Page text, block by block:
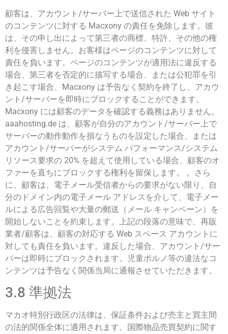
顧客は、アカウント/サーバー上で送信された Web サイト
のコンテンツに対する Macxony の責任を免除します。彼
は、その申し出によって第三者の商標、特許、その他の権
利を侵害しません。お客様はページのコンテンツに対して
責任を負います。ページのコンテンツが適用法に違反する
場合、第三者を否定的に描写する場合、または公犯罪を引
き起こす場合、Macxony は予告なく契約を終了し、アカウ
ント/サーバーを即時にブロックすることができます。
Macxony には顧客のデータを確認する義務はありません。
aaahosting.de は、顧客が自分のアカウント/サーバー上で
サーバーの動作動作を損なうものを設定した場合、または
アカウント/サーバーがシステム パフォーマンス/システム
リソース要求の 20% を超えて使用している場合、顧客のオ
ファーを直ちにブロックする権利を留保します。 。さら
に、顧客は、電子メール受信者からの要求がない限り、自
分のドメイン内の電子メール アドレスを介して、電子メー
ルによる広告回覧や大量の郵送（メール キャンペーン）を
開始しないことを約束します。上記の段落の意味で、再販
業者/顧客は、顧客の対応する Web スペース アカウントに
対しても責任を負います。違反した場合、アカウント/サー
バーは即時にブロックされます。児童ポルノ等の違法なコ
ンテンツは予告なく関係当局に通報させていただきます。
3.8 準拠法
マカオ特別行政区の法律は、保証条件および売主と買主間
の法的関係全体に適用されます。国際物品売買契約に関す